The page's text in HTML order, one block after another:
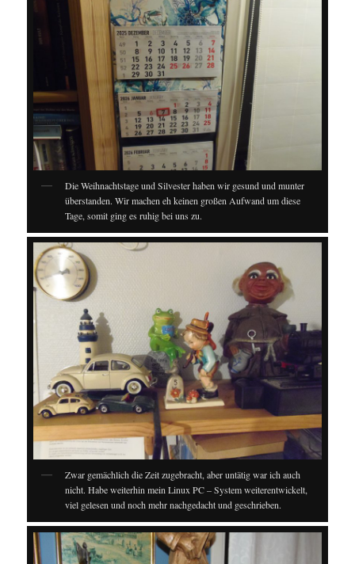
Die Weihnachtstage und Silvester haben wir gesund und munter
überstanden. Wir machen eh keinen großen Aufwand um diese
Tage, somit ging es ruhig bei uns zu.
Zwar gemächlich die Zeit zugebracht, aber untätig war ich auch
nicht. Habe weiterhin mein Linux PC – System weiterentwickelt,
viel gelesen und noch mehr nachgedacht und geschrieben.